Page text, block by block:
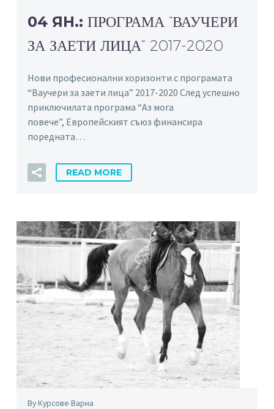
04 ЯН.: ПРОГРАМА “ВАУЧЕРИ
ЗА ЗАЕТИ ЛИЦА” 2017-2020
Нови професионални хоризонти с програмата
“Ваучери за заети лица” 2017-2020 След успешно
приключилата програма “Аз мога
повече”, Европейският съюз финансира
поредната…
READ MORE
By Курсове Варна